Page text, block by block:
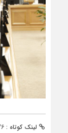
لینک کوتاه :